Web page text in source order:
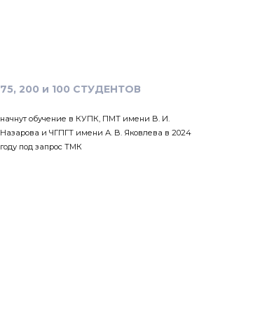
75, 200 и 100 СТУДЕНТОВ
начнут обучение в КУПК, ПМТ имени В. И.
Назарова и ЧГПГТ имени А. В. Яковлева в 2024
году под запрос ТМК